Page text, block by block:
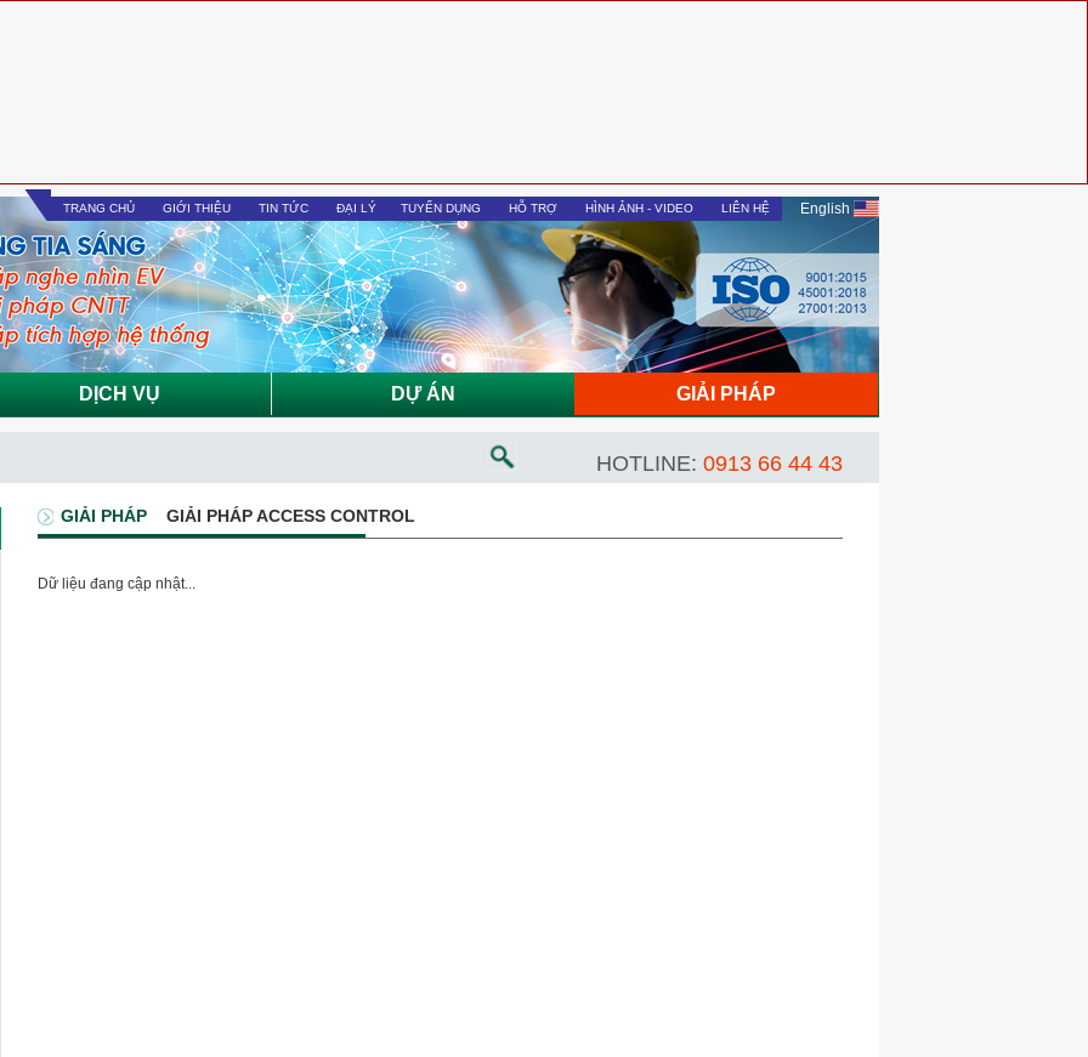
TRANG CHỦ GIỚI THIỆU TIN TỨC ĐẠI LÝ TUYỂN DỤNG HỖ TRỢ HÌNH ẢNH - VIDEO LIÊN HỆ English
DỊCH VỤ DỰ ÁN GIẢI PHÁP
HOTLINE: 0913 66 44 43
GIẢI PHÁP GIẢI PHÁP ACCESS CONTROL
Dữ liệu đang cập nhật...